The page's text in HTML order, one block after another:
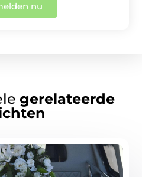
nu
gerelateerde